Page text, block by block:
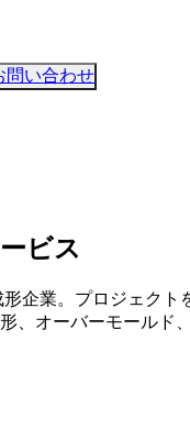
問い合わせ
ビス
企業。プロジェク
オーバーモールド